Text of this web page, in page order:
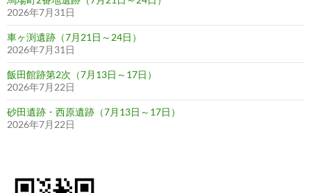
2026年7月31日
車ヶ渕遺跡（7月21日～24日）
2026年7月31日
飯田館跡第2次（7月13日～17日）
2026年7月22日
砂田遺跡・西原遺跡（7月13日～17日）
2026年7月22日